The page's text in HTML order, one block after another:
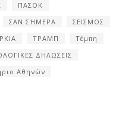
ΠΑΣΟΚ
ΣΑΝ ΣΉΜΕΡΑ
ΣΕΙΣΜΟΣ
ΤΡΑΜΠ
Τέμπη
ΔΗΛΩΣΕΙΣ
Αθηνών